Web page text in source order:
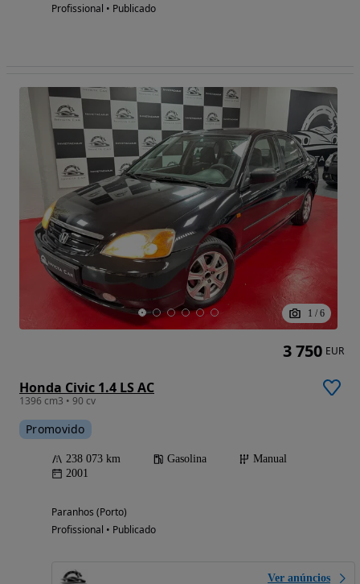
Profissional • Publicado
1 / 6
Honda Civic 1.4 LS AC
1396 cm3 • 90 cv
Promovido
238 073 km Gasolina
Manual
2001
Paranhos (Porto)
Profissional • Publicado
Ver anúncios
3 750 EUR